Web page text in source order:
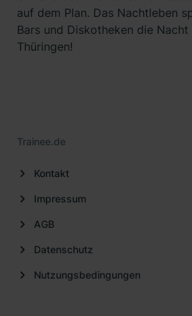
auf dem Plan. Das Nachtleben
Bars und Diskotheken die
Thüringen!
Trainee.de
Kontakt
Impressum
AGB
Datenschutz
Nutzungsbedingungen